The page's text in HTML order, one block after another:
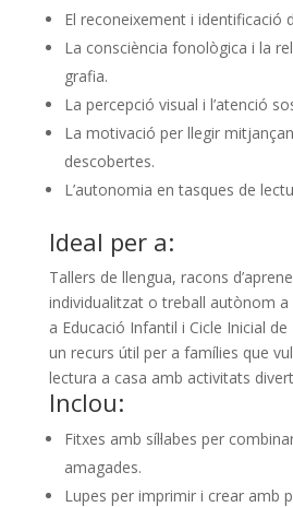
El reconeixement i identificació
La consciència fonològica i la
grafia.
La percepció visual i l’atenció
La motivació per llegir
descobertes.
L’autonomia en tasques de
Ideal per a:
Tallers de llengua, racons
individualitzat o treball autònom a
a Educació Infantil i Cicle Inicial
un recurs útil per a famílies que
lectura a casa amb activitats
Inclou:
Fitxes amb síl·labes per
amagades.
Lupes per imprimir i crear amb